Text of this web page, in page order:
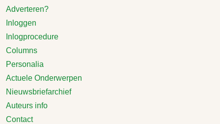
Adverteren?
Inloggen
Inlogprocedure
Columns
Personalia
Actuele Onderwerpen
Nieuwsbriefarchief
Auteurs info
Contact